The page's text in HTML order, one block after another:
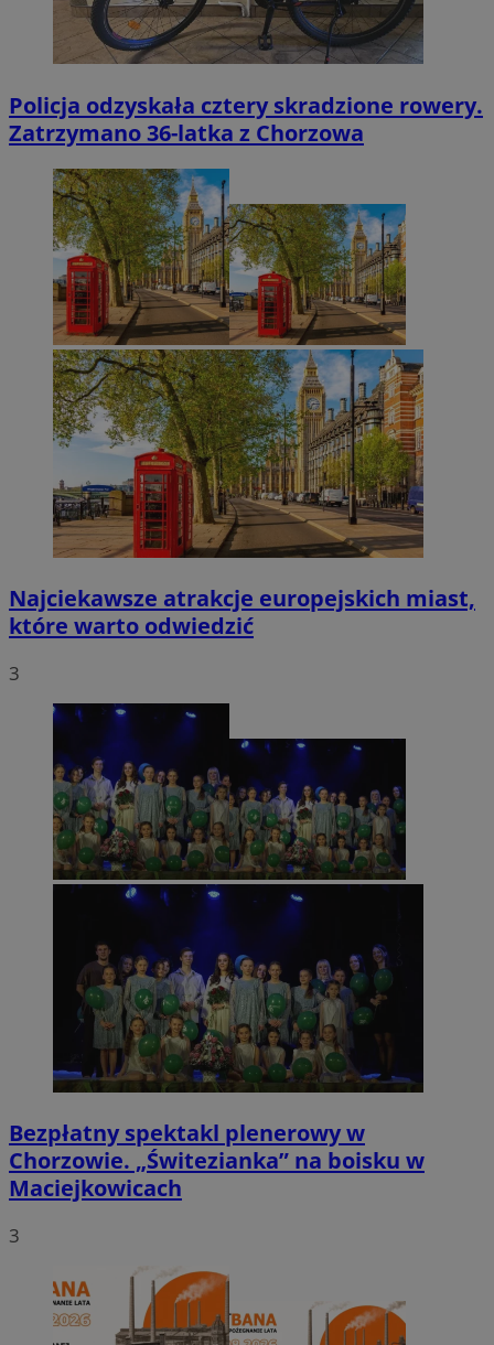
Policja odzyskała cztery skradzione rowery.
Zatrzymano 36-latka z Chorzowa
Najciekawsze atrakcje europejskich miast,
które warto odwiedzić
3
Bezpłatny spektakl plenerowy w
Chorzowie. „Świtezianka” na boisku w
Maciejkowicach
3